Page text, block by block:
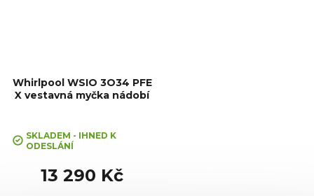
Whirlpool WSIO 3O34 PFE
X vestavná myčka nádobí
SKLADEM - IHNED K
ODESLÁNÍ
13 290 Kč